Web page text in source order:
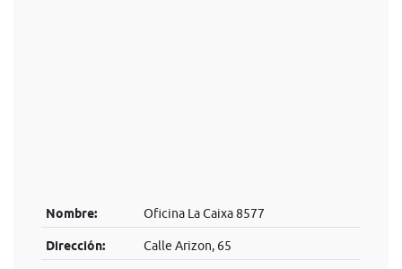
Nombre: Oficina La Caixa 8577
Dirección: Calle Arizon, 65